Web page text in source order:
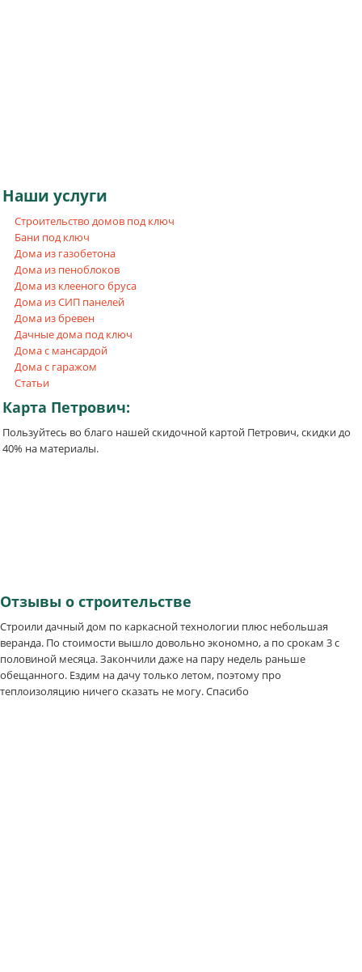
Наши услуги
Строительство домов под ключ
Бани под ключ
Дома из газобетона
Дома из пеноблоков
Дома из клееного бруса
Дома из СИП панелей
Дома из бревен
Дачные дома под ключ
Дома с мансардой
Дома с гаражом
Статьи
Карта Петрович:
Пользуйтесь во благо нашей скидочной картой Петрович, скидки до
40% на материалы.
Отзывы о строительстве
Строили дачный дом по каркасной технологии плюс небольшая
веранда. По стоимости вышло довольно экономно, а по срокам 3 с
половиной месяца. Закончили даже на пару недель раньше
обещанного. Ездим на дачу только летом, поэтому про
теплоизоляцию ничего сказать не могу. Спасибо